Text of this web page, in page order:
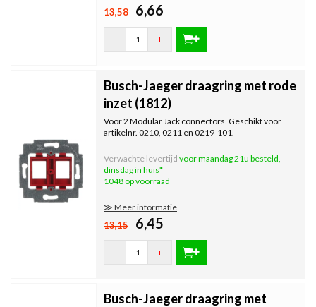
13,58 6,66
- +
Busch-Jaeger draagring met rode
inzet (1812)
Voor 2 Modular Jack connectors. Geschikt voor
artikelnr. 0210, 0211 en 0219-101.
Verwachte levertijd voor maandag 21u besteld,
dinsdag in huis*
1048 op voorraad
≫ Meer informatie
13,15 6,45
- +
Busch-Jaeger draagring met